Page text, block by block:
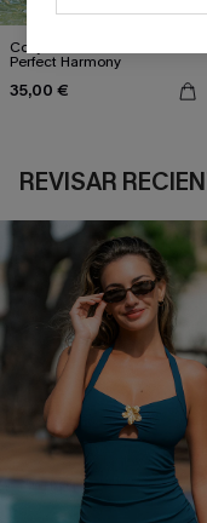
Conjunto de bikini morado
Perfect Harmony
35,00 €
REVISAR